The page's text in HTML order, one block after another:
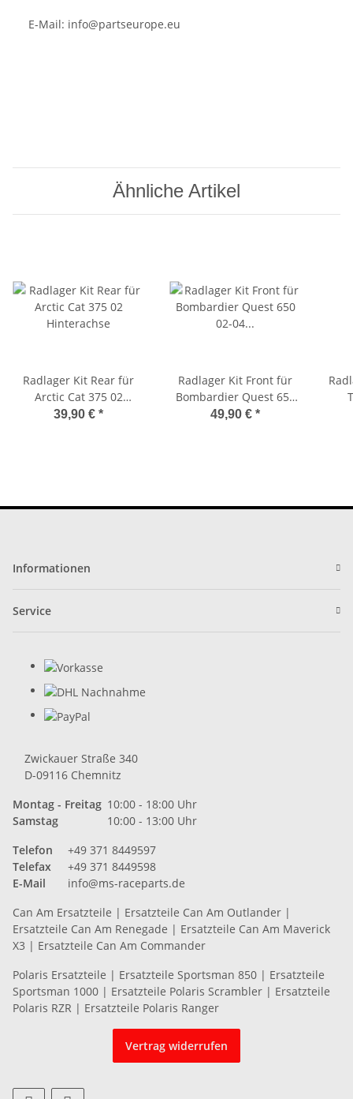
E-Mail: info@partseurope.eu
Ähnliche Artikel
Radlager Kit Rear für
Arctic Cat 375 02
Hinterachse
39,90 € *
Radlager Kit Front für
Bombardier Quest 650
02-04 Vorderachse
49,90 € *
Informationen
Service
Zwickauer Straße 340
D-09116 Chemnitz
Montag - Freitag 10:00 - 18:00 Uhr
Samstag
10:00 - 13:00 Uhr
Telefon
+49 371 8449597
Telefax
+49 371 8449598
E-Mail
info@ms-raceparts.de
Can Am Ersatzteile | Ersatzteile Can Am Outlander |
Ersatzteile Can Am Renegade | Ersatzteile Can Am Maverick
X3 | Ersatzteile Can Am Commander
Polaris Ersatzteile | Ersatzteile Sportsman 850 | Ersatzteile
Sportsman 1000 | Ersatzteile Polaris Scrambler | Ersatzteile
Polaris RZR | Ersatzteile Polaris Ranger
Vertrag widerrufen